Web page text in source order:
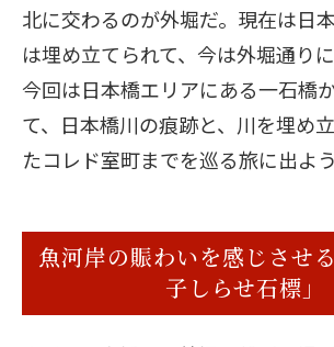
北に交わるのが外堀だ。現在は日
は埋め立てられて、今は外堀通り
今回は日本橋エリアにある一石橋
て、日本橋川の痕跡と、川を埋め
たコレド室町までを巡る旅に出よう
魚河岸の賑わいを感じさせ
子しらせ石標」